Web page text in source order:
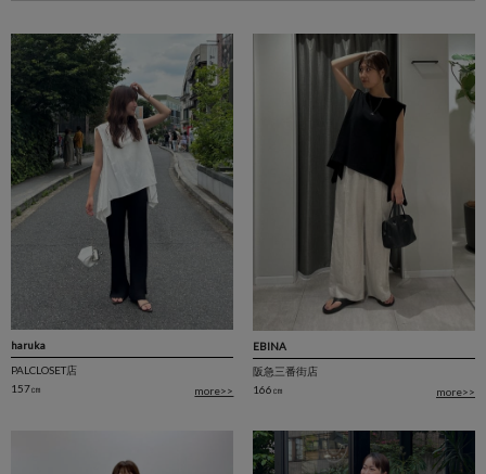
haruka
PALCLOSET店
157㎝
more>>
EBINA
阪急三番街店
166㎝
more>>